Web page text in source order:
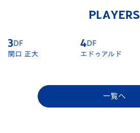
PLAYERS
3DF
関口 正大
4DF
エドゥアルド
一覧へ